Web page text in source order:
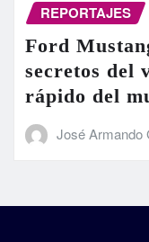
REPORTAJES
Ford
secretos del
rápido del
José Armando